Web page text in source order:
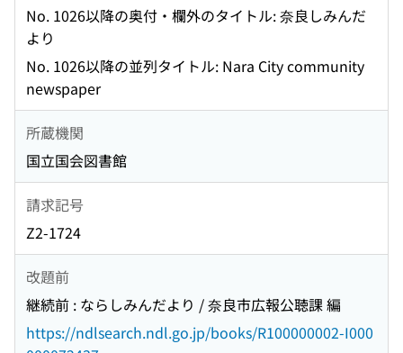
No. 1026以降の奥付・欄外のタイトル: 奈良しみんだ
より
No. 1026以降の並列タイトル: Nara City community
newspaper
所蔵機関
国立国会図書館
請求記号
Z2-1724
改題前
継続前 : ならしみんだより / 奈良市広報公聴課 編
https://ndlsearch.ndl.go.jp/books/R100000002-I000